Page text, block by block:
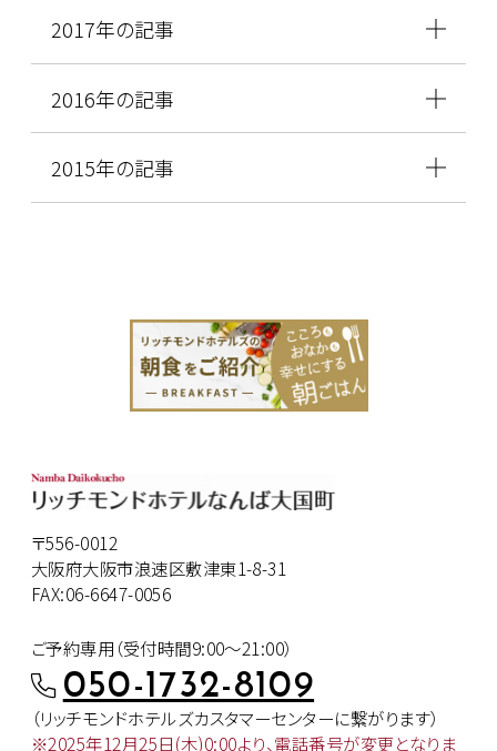
2017年の記事
2016年の記事
2015年の記事
〒556-0012
大阪府大阪市浪速区敷津東1-8-31
FAX:06-6647-0056
ご予約専用（受付時間9:00～21:00）
050-1732-8109
（リッチモンドホテルズカスタマーセンターに繋がります）
※2025年12月25日(木)0:00より、電話番号が変更となりま